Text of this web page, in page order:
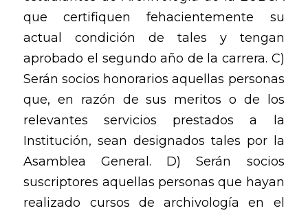
que certifiquen fehacientemente su
actual condición de tales y tengan
aprobado el segundo año de la carrera. C)
Serán socios honorarios aquellas personas
que, en razón de sus meritos o de los
relevantes servicios prestados a la
Institución, sean designados tales por la
Asamblea General. D) Serán socios
suscriptores aquellas personas que hayan
realizado cursos de archivología en el